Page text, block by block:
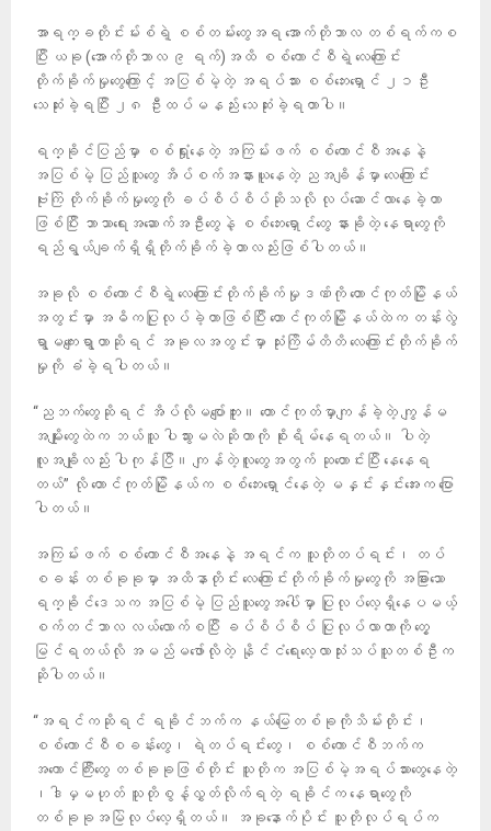
အာရက္ခတိုင်းမ်းစ်ရဲ့ စစ်တမ်းတွေအရ အောက်တိုဘာလ တစ်ရက်ကစ
ပြီး ယခု (အောက်တိုဘာလ ၉ ရက်)အထိ စစ်ကောင်စီရဲ့ လေကြောင်း
တိုက်ခိုက်မှုတွေကြောင့် အပြစ်မဲ့တဲ့ အရပ်သား စစ်ဘေးရှောင် ၂၁ဦး
သေဆုံးခဲ့ရပြီး ၂၈ ဦးထပ်မနည်း သေဆုံးခဲ့ရတာပါ။
ရက္ခိုင်ပြည်မှာ စစ်ရှုံးနေတဲ့ အကြမ်းဖက် စစ်ကောင်စီအနေနဲ့
အပြစ်မဲ့ ပြည်သူတွေ အိပ်စက်အနားယူနေတဲ့ ညအချိန်မှာ လေကြောင်း
ဗုံးကြဲ တိုက်ခိုက်မှုတွေကို ခပ်စိပ်စိပ်ဆိုသလို လုပ်ဆောင်လာနေခဲ့တာ
ဖြစ်ပြီး ဘာသာရေးအဆောက်အဦးတွေနဲ့ စစ်ဘေးရှောင်တွေ နားခိုတဲ့ နေရာတွေကို
ရည်ရွယ်ချက်ရှိရှိတိုက်ခိုက်ခဲ့တာလည်းဖြစ်ပါတယ်။
အခုလို စစ်ကောင်စီရဲ့ လေကြောင်းတိုက်ခိုက်မှုဒဏ်ကို တောင်ကုတ်မြိုနယ်
အတွင်းမှာ အဓိကပြုလုပ်ခဲ့တာဖြစ်ပြီး တောင်ကုတ်မြိုနယ်ထဲက တန်းလွဲ
ရွာမကျေးရွာဟာဆိုရင် အခုလအတွင်းမှာ သုံးကြိမ်တိတိ လေကြောင်းတိုက်ခိုက်
မှုကို ခံခဲ့ရပါတယ်။
“ညဘက်တွေဆိုရင် အိပ်လိုမပျော်ဘူး။ တောင်ကုတ်မှာကျန်ခဲ့တဲ့ ကျွန်မ
အမျိုးတွေထဲက ဘယ်သူ ပါသွားမလဲဆိုတာကို စိုးရိမ်နေရတယ်။ ပါတဲ့
လူအချိုလည်း ပါကုန်ပြီ။ ကျန်တဲ့လူတွေအတွက် ဆုတောင်းပြီး နေနေရ
တယ်” လို တောင်ကုတ်မြိုနယ်က စစ်ဘေးရှောင်နေတဲ့ မနှင်းနှင်းအေးက ပြော
ပါတယ်။
အကြမ်းဖက် စစ်ကောင်စီအနေနဲ့ အရင်က သူတိုတပ်ရင်း၊ တပ်
စခန်း တစ်ခုခုမှာ အထိနာတိုင်း လေကြောင်းတိုက်ခိုက်မှုတွေကို အခြားသော
ရက္ခိုင်ဒေသက အပြစ်မဲ့ ပြည်သူတွေအပေါ်မှာ ပြုလုပ်လေ့ရှိနေပမယ့်
စက်တင်ဘာလ လယ်လောက်စပြီး ခပ်စိပ်စိပ် ပြုလုပ်လာတာကို တွေ့
မြင်ရတယ်လို အမည်မဖော်လိုတဲ့ နိုင်ငံရေးလေ့လာသုံးသပ်သူတစ်ဦးက
ဆိုပါတယ်။
“အရင်ကဆိုရင် ရခိုင်ဘက်က နယ်မြေတစ်ခုကိုသိမ်းတိုင်း၊
စစ်ကောင်စီစခန်းတွေ၊ ရဲတပ်ရင်းတွေ၊ စစ်ကောင်စီဘက်က
အကောင်ကြီးတွေ တစ်ခုခုဖြစ်တိုင်း သူတိုက အပြစ်မဲ့အရပ်သားတွေနေတဲ့
၊ဒါမှမဟုတ် သူတိုစွန့်လွှတ်လိုက်ရတဲ့ ရခိုင်က နေရာတွေကို
တစ်ခုခုအမြဲလုပ်လေ့ရှိတယ်။ အခုနောက်ပိုင်း သူတိုလုပ်ရပ်က